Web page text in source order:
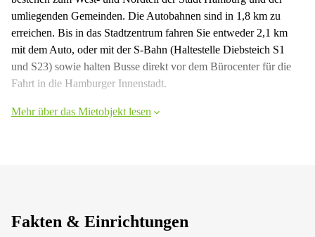
umliegenden Gemeinden. Die Autobahnen sind in 1,8 km zu
erreichen. Bis in das Stadtzentrum fahren Sie entweder 2,1 km
mit dem Auto, oder mit der S-Bahn (Haltestelle Diebsteich S1
und S23) sowie halten Busse direkt vor dem Bürocenter für die
Fahrt in die Hamburger Innenstadt.
Mehr über das Mietobjekt lesen
Fakten & Einrichtungen